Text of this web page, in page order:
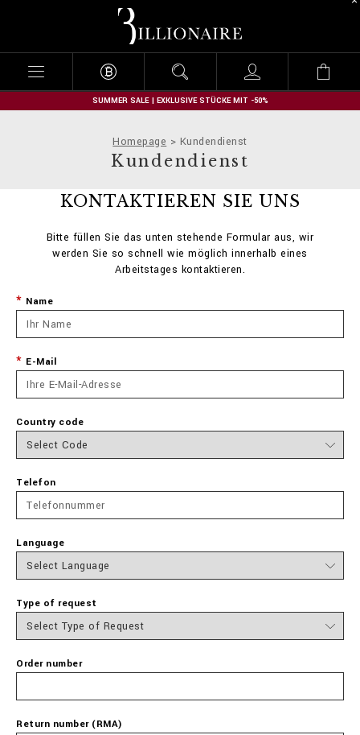
l
l
o
n
r
e
SUMMER SALE | EXKLUSIVE STÜCKE MIT -50%
Homepage Kundendienst
Kundendienst
KONTAKTIEREN SIE UNS
Bitte füllen Sie das unten stehende Formular aus, wir
werden Sie so schnell wie möglich innerhalb eines
Arbeitstages kontaktieren.
Name
E-Mail
Country code
Telefon
Language
Type of request
Order number
Return number (RMA)